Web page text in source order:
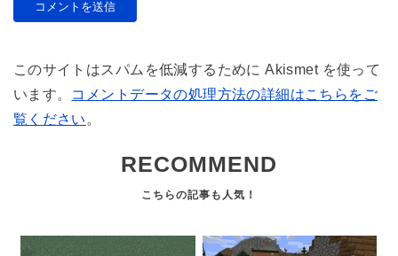
このサイトはスパムを低減するために Akismet を使って
います。 コメントデータの処理方法の詳細はこちらをご
覧ください 。
RECOMMEND